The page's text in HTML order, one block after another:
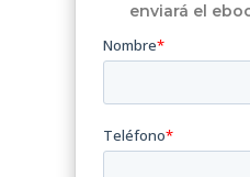
enviará el